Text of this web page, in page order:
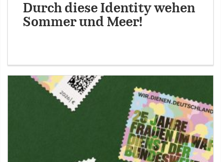
Durch diese Identity wehen
Sommer und Meer!